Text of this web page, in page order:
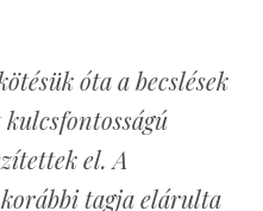
óta a becslések
el. A
tagja elárulta